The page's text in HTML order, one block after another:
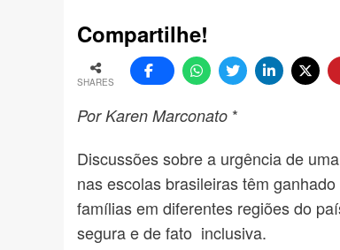
Compartilhe!
SHARES
Por Karen Marconato *
Discussões sobre a urgência de
nas escolas brasileiras têm
famílias em diferentes regiões do
segura e de fato inclusiva.